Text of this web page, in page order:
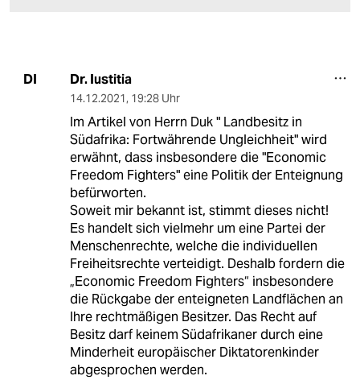
DI Dr. Iustitia
14.12.2021, 19:28 Uhr
Im Artikel von Herrn Duk " Landbesitz in
Südafrika: Fortwährende Ungleichheit" wird
erwähnt, dass insbesondere die "Economic
Freedom Fighters" eine Politik der Enteignung
befürworten.
Soweit mir bekannt ist, stimmt dieses nicht!
Es handelt sich vielmehr um eine Partei der
Menschenrechte, welche die individuellen
Freiheitsrechte verteidigt. Deshalb fordern die
„Economic Freedom Fighters“ insbesondere
die Rückgabe der enteigneten Landflächen an
Ihre rechtmäßigen Besitzer. Das Recht auf
Besitz darf keinem Südafrikaner durch eine
Minderheit europäischer Diktatorenkinder
abgesprochen werden.